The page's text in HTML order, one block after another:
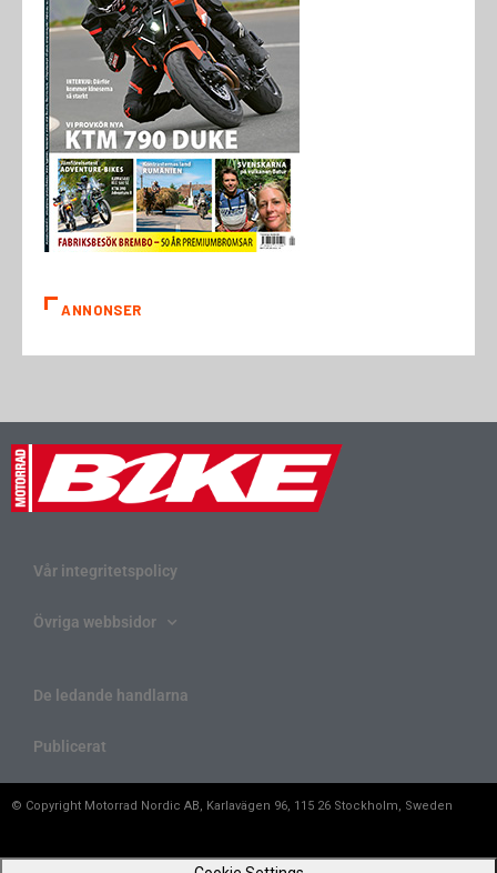
ANNONSER
Vår integritetspolicy
Övriga webbsidor
De ledande handlarna
Publicerat
© Copyright Motorrad Nordic AB, Karlavägen 96, 115 26 Stockholm, Sweden